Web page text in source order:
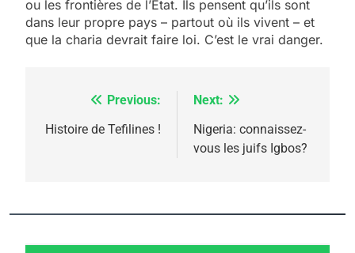
ou les frontières de l’État. Ils pensent qu’ils sont
dans leur propre pays – partout où ils vivent – et
que la charia devrait faire loi. C’est le vrai danger.
Navigation
de
Previous:
Histoire de Tefilines !
Next:
Nigeria: connaissez-
vous les juifs Igbos?